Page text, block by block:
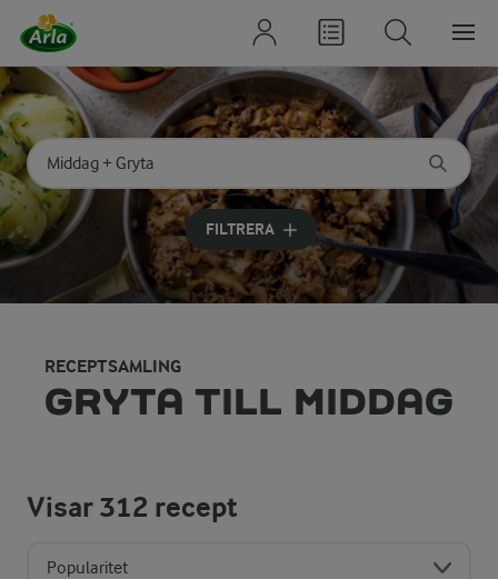
Sök på kategori eller ingrediens
Skriv in sökord för att få förslag
FILTRERA
RECEPTSAMLING
GRYTA TILL MIDDAG
Visar312 recept
Popularitet